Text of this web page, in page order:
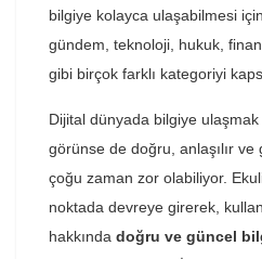
bilgiye kolayca ulaşabilmesi
gündem, teknoloji, hukuk,
gibi birçok farklı kategoriyi
Dijital dünyada bilgiye
görünse de doğru, anlaşılır
çoğu zaman zor olabiliyor.
noktada devreye girerek,
hakkında doğru ve güncel